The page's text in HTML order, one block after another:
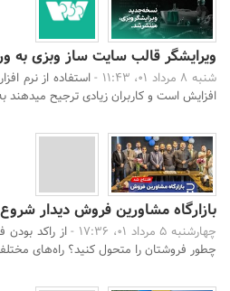
ویرایشگر قالب سایت ساز وبزی به ورژن 2 ارتقا
شنبه 8 مرداد 01، 11:43 -
استفاده از نرم
افزایش است و کاربران زیادی ترجیح میدهند
بازارگاه مشاورین فروش دیدار
چهارشنبه 5 مرداد 01، 17:36 -
از راکد
چطور فروشتان را متحول کنید؟ راه‌های